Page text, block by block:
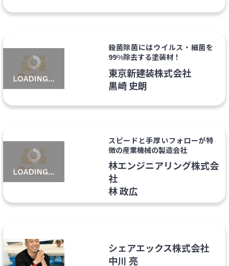
殺菌除菌にはウイルス・細菌を
99%除去する塗装材！
東京新建装株式会社
黒崎 史朗
スピードと手厚いフォローが特
徴の産業機械の製造会社
林エンジニアリング株式会
社
林 政広
シェアエックス株式会社
中川 亮